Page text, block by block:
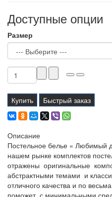
Доступные опции
Размер
Купить Быстрый заказ
Описание
Постельное белье « Любимый
нашем рынке комплектов
отражены оригинальные
абстрактными темами и
отличного качества и по